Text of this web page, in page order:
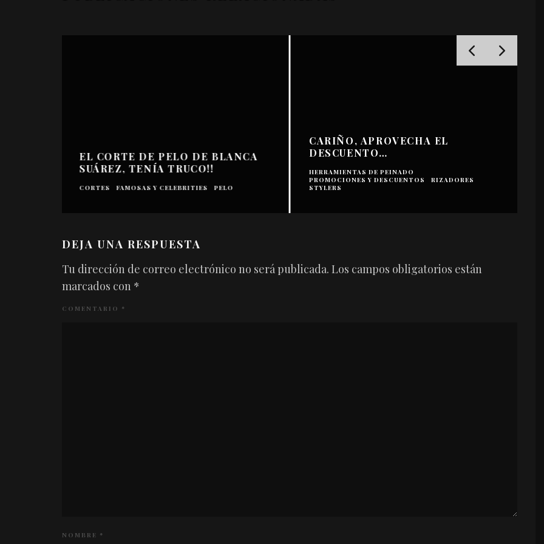
EL CORTE DE PELO DE BLANCA
SUÁREZ, TENÍA TRUCO!!
CORTES FAMOSAS Y CELEBRITIES PELO
CARIÑO, APROVECHA EL
DESCUENTO…
HERRAMIENTAS DE PEINADO
PROMOCIONES Y DESCUENTOS
RIZADORES
STYLERS
DEJA UNA RESPUESTA
Tu dirección de correo electrónico no será publicada. Los campos obligatorios están
marcados con *
COMENTARIO *
NOMBRE *